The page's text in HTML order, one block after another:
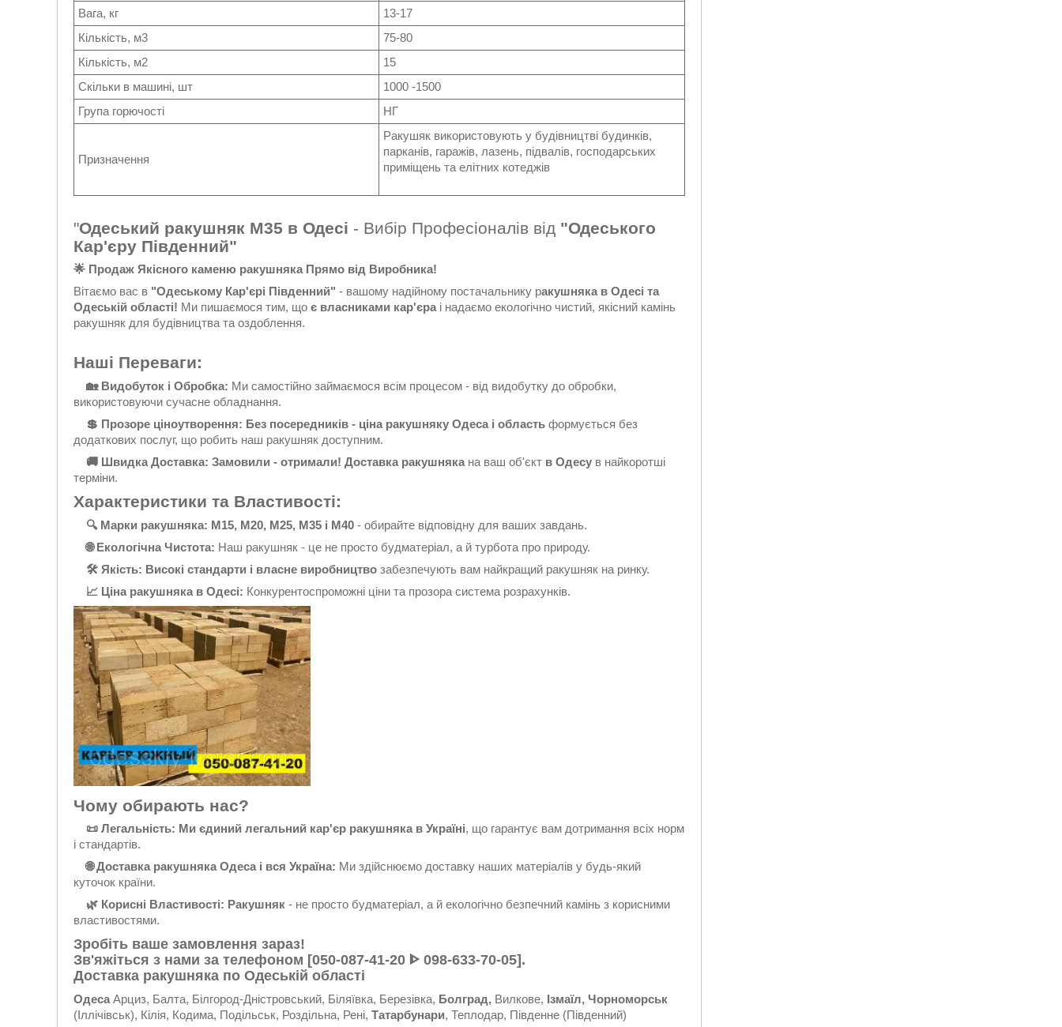
Вага, кг
13-17
Кількість, м3
75-80
Кількість, м2
15
Скільки в машині, шт
1000 -1500
Група горючості
НГ
Призначення
Ракушяк використовують у будівництві будинків,
парканів, гаражів, лазень, підвалів, господарських
приміщень та елітних котеджів
"Одеський ракушняк М35 в Одесі - Вибір Професіоналів від "Одеського
Кар'єру Південний"
🌟 Продаж Якісного каменю ракушняка Прямо від Виробника!
Вітаємо вас в "Одеському Кар'єрі Південний" - вашому надійному постачальнику ракушняка в Одесі та
Одеській області! Ми пишаємося тим, що є власниками кар'єра і надаємо екологічно чистий, якісний камінь
ракушняк для будівництва та оздоблення.
Наші Переваги:
🏡 Видобуток і Обробка: Ми самостійно займаємося всім процесом - від видобутку до обробки,
використовуючи сучасне обладнання.
💲 Прозоре ціноутворення: Без посередників - ціна ракушняку Одеса і область формується без
додаткових послуг, що робить наш ракушняк доступним.
🚚 Швидка Доставка: Замовили - отримали! Доставка ракушняка на ваш об'єкт в Одесу в найкоротші
терміни.
Характеристики та Властивості:
🔍 Марки ракушняка: M15, М20, M25, M35 і М40 - обирайте відповідну для ваших завдань.
🌐 Екологічна Чистота: Наш ракушняк - це не просто будматеріал, а й турбота про природу.
🛠 Якість: Високі стандарти і власне виробництво забезпечують вам найкращий ракушняк на ринку.
📈 Ціна ракушняка в Одесі: Конкурентоспроможні ціни та прозора система розрахунків.
Чому обирають нас?
📜 Легальність: Ми єдиний легальний кар'єр ракушняка в Україні, що гарантує вам дотримання всіх норм
і стандартів.
🌐 Доставка ракушняка Одеса і вся Україна: Ми здійснюємо доставку наших матеріалів у будь-який
куточок країни.
🌿 Корисні Властивості: Ракушняк - не просто будматеріал, а й екологічно безпечний камінь з корисними
властивостями.
Зробіть ваше замовлення зараз!
Зв'яжіться з нами за телефоном [050-087-41-20 ᐈ 098-633-70-05].
Доставка ракушняка по Одеській області
Одеса Арциз, Балта, Білгород-Дністровський, Біляївка, Березівка, Болград, Вилкове, Ізмаїл, Чорноморськ
(Іллічівськ), Кілія, Кодима, Подільськ, Роздільна, Рені, Татарбунари, Теплодар, Південне (Південний)